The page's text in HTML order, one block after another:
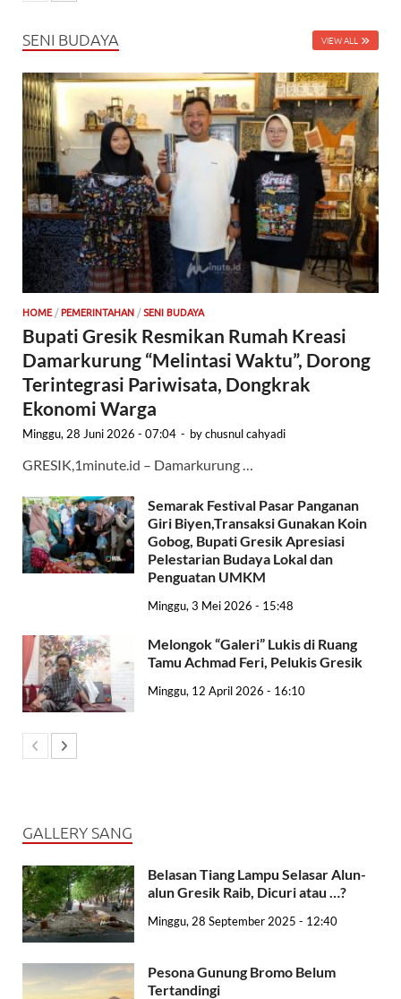
SENI BUDAYA VIEW ALL
HOME / PEMERINTAHAN / SENI BUDAYA
Bupati Gresik Resmikan Rumah Kreasi
Damarkurung “Melintasi Waktu”, Dorong
Terintegrasi Pariwisata, Dongkrak
Ekonomi Warga
Minggu, 28 Juni 2026 - 07:04 - bychusnul cahyadi
GRESIK,1minute.id – Damarkurung …
Semarak Festival Pasar Panganan
Giri Biyen,Transaksi Gunakan Koin
Gobog, Bupati Gresik Apresiasi
Pelestarian Budaya Lokal dan
Penguatan UMKM
Minggu, 3 Mei 2026 - 15:48
Melongok “Galeri” Lukis di Ruang
Tamu Achmad Feri, Pelukis Gresik
Minggu, 12 April 2026 - 16:10
GALLERY SANG
Belasan Tiang Lampu Selasar Alun-
alun Gresik Raib, Dicuri atau …?
Minggu, 28 September 2025 - 12:40
Pesona Gunung Bromo Belum
Tertandingi